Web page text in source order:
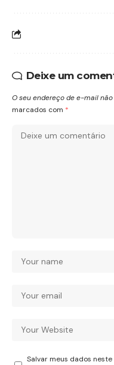
Deixe um
O seu endereço de e-mail
marcados com *
Salvar meus dados